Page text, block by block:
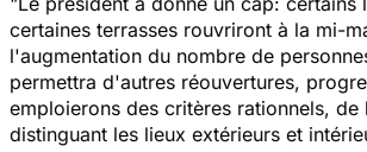
certaines terrasses rouvriront à la mi-
l'augmentation du nombre de
permettra d'autres réouvertures,
emploierons des critères rationnels, de
distinguant les lieux extérieurs et